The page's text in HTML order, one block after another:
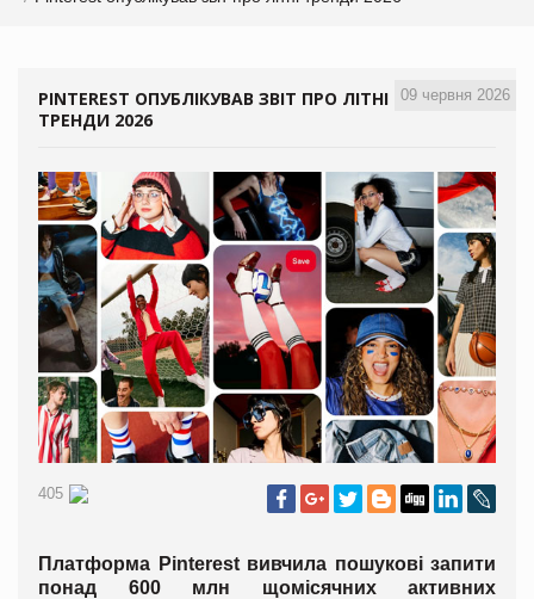
09 червня 2026
PINTEREST ОПУБЛІКУВАВ ЗВІТ ПРО ЛІТНІ
ТРЕНДИ 2026
405
Платформа Pinterest вивчила пошукові запити
понад 600 млн щомісячних активних